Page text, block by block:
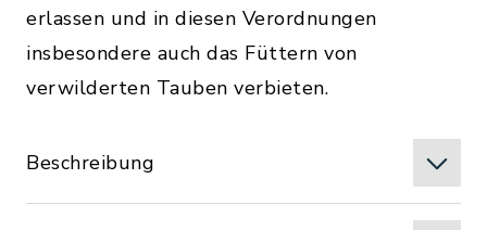
erlassen und in diesen Verordnungen
insbesondere auch das Füttern von
verwilderten Tauben verbieten.
Beschreibung